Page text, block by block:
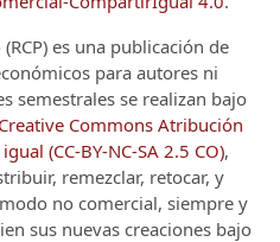
es una publicación de
para autores ni
semestrales se realizan bajo
Commons Atribución
(CC-BY-NC-SA 2.5 CO),
remezclar, retocar, y
no comercial, siempre y
sus nuevas creaciones bajo